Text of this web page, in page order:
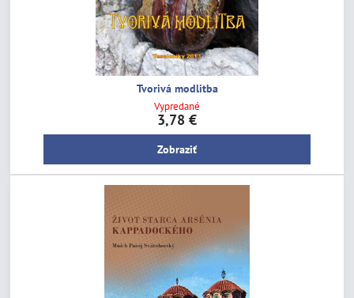
Tvorivá modlitba
Vypredané
3,78 €
Zobraziť